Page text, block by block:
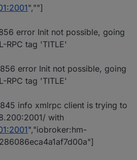
",""]
error Init not possible, going
RPC tag 'TITLE'
error Init not possible, going
RPC tag 'TITLE'
info xmlrpc client is trying to
with
","iobroker:hm-